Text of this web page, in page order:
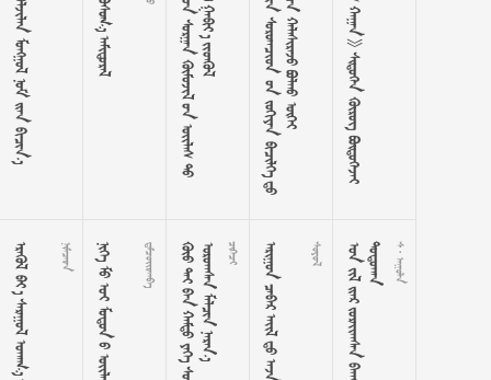
      
















































 






























































     
 
     
    


































